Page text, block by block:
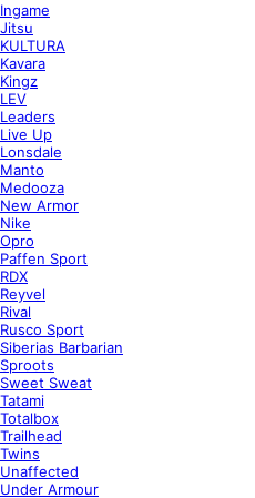
Ingame
Jitsu
KULTURA
Kavara
Kingz
LEV
Leaders
Live Up
Lonsdale
Manto
Medooza
New Armor
Nike
Opro
Paffen Sport
RDX
Reyvel
Rival
Rusco Sport
Siberias Barbarian
Sproots
Sweet Sweat
Tatami
Totalbox
Trailhead
Twins
Unaffected
Under Armour